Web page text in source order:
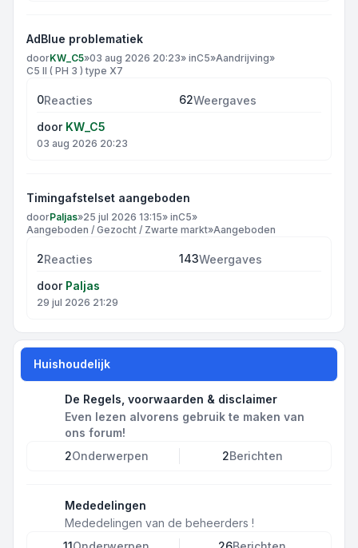
AdBlue problematiek
doorKW_C5»03 aug 2026 20:23» inC5»Aandrijving»
C5 II ( PH 3 ) type X7
0Reacties 62Weergaves
door KW_C5
03 aug 2026 20:23
Timingafstelset aangeboden
doorPaljas»25 jul 2026 13:15» inC5»
Aangeboden / Gezocht / Zwarte markt»Aangeboden
2Reacties 143Weergaves
door Paljas
29 jul 2026 21:29
Huishoudelijk
De Regels, voorwaarden & disclaimer
Even lezen alvorens gebruik te maken van
ons forum!
2Onderwerpen 2Berichten
Mededelingen
Mededelingen van de beheerders !